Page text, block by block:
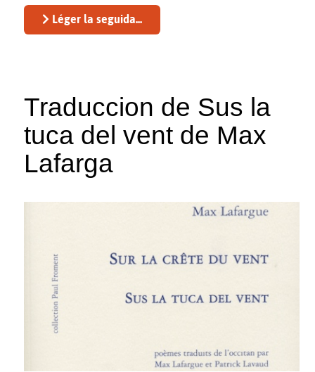
Léger la seguida...
Traduccion de Sus la
tuca del vent de Max
Lafarga